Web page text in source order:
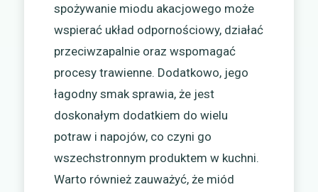
spożywanie miodu akacjowego może
wspierać układ odpornościowy, działać
przeciwzapalnie oraz wspomagać
procesy trawienne. Dodatkowo, jego
łagodny smak sprawia, że jest
doskonałym dodatkiem do wielu
potraw i napojów, co czyni go
wszechstronnym produktem w kuchni.
Warto również zauważyć, że miód